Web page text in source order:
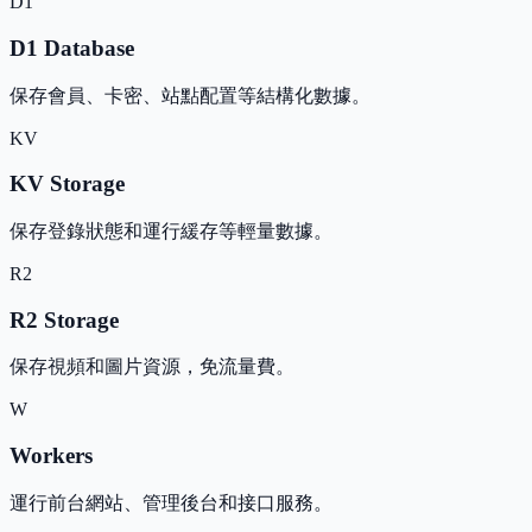
D1 Database
保存會員、卡密、站點配置等結構化數據。
KV
KV Storage
保存登錄狀態和運行緩存等輕量數據。
R2
R2 Storage
保存視頻和圖片資源，免流量費。
W
Workers
運行前台網站、管理後台和接口服務。